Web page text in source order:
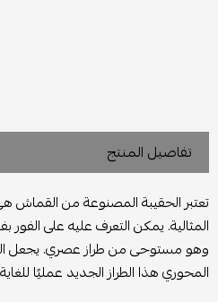
تفاصيل المنتج
تعتبر الحقيبة المصنوعة من القماش
المثالية. يمكن التعرف عليه على
وهو مستوحى من طراز عصري. يجعل
المحوري هذا الطراز الجديد عمليًا